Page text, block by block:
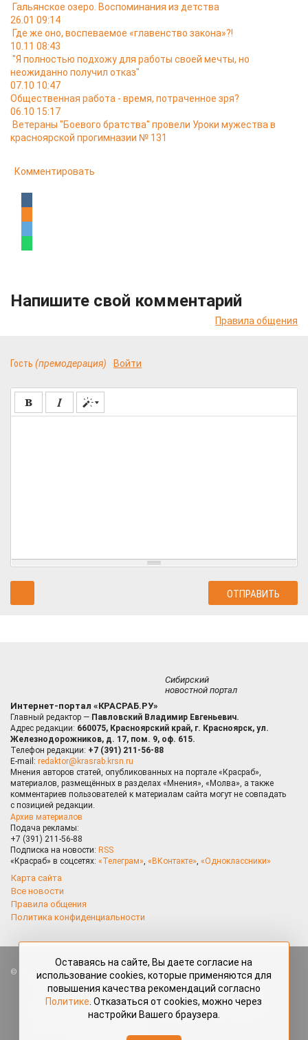
Гальянское озеро. Воспоминания из детства
26.01 09:14
Где же оно, воспеваемое «главенство закона»?!
10.11 08:43
"Я полностью подхожу для работы своей мечты, но
неожиданно получил отказ"
07.10 10:47
Общественная работа - время, потраченное зря?
06.10 15:17
Ветераны "Боевого братства" провели Уроки мужества в
красноярской прогимназии № 131
Комментировать
Напишите свой комментарий
Правила общения
Гость (премодерация) Войти
Сибирский
новостной портал
Интернет-портал «КРАСРАБ.РУ»
Главный редактор — Павловский Владимир Евгеньевич.
Адрес редакции: 660075, Красноярский край, г. Красноярск, ул.
Железнодорожников, д. 17, пом. 9, оф. 615.
Телефон редакции: +7 (391) 211-56-88
E-mail: redaktor@krasrab.krsn.ru
Мнения авторов статей, опубликованных на портале «Красраб»,
материалов, размещённых в разделах «Мнения», «Молва», а также
комментариев пользователей к материалам сайта могут не совпадать
с позицией редакции.
Архив материалов
Подача рекламы:
+7 (391) 211-56-88
Подписка на новости: RSS
«Красраб» в соцсетях: «Телеграм», «ВКонтакте», «Одноклассники»
Карта сайта
Все новости
Правила общения
Политика конфиденциальности
Все права защищены. Любые материалы, размещённые на портале
«Красраб.ру» сотрудниками редакции, нештатными авторами
и читателями, являются объектами авторского права. Полное или
частичное использование материалов, размещённых на портале
«Красраб.ру», допускается только с письменного согласия редакции
redaktor@krasrab.krsn.ru.
Оставаясь на сайте, Вы даете согласие на
использование cookies, которые применяются для
повышения качества рекомендаций согласно
Политике . Отказаться от cookies, можно через
настройки Вашего браузера.